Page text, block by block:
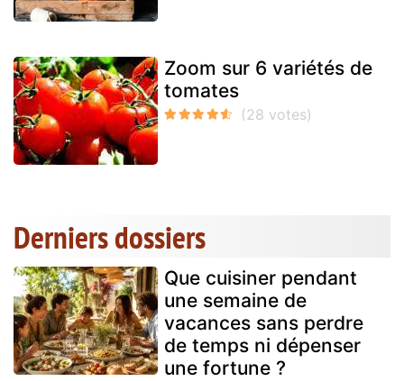
Zoom sur 6 variétés de
tomates
Derniers dossiers
Que cuisiner pendant
une semaine de
vacances sans perdre
de temps ni dépenser
une fortune ?